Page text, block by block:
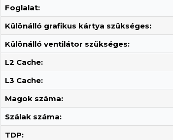
Foglalat:
Különálló grafikus kártya szükséges:
Különálló ventilátor szükséges:
L2 Cache:
L3 Cache:
Magok száma:
Szálak száma:
TDP: